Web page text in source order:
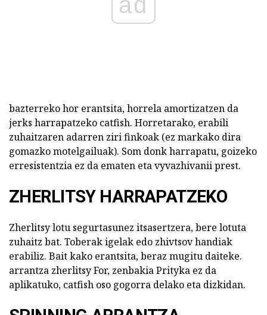
bazterreko hor erantsita, horrela amortizatzen da
jerks harrapatzeko catfish. Horretarako, erabili
zuhaitzaren adarren ziri finkoak (ez markako dira
gomazko motelgailuak). Som donk harrapatu, goizeko
erresistentzia ez da ematen eta vyvazhivanii prest.
ZHERLITSY HARRAPATZEKO
Zherlitsy lotu segurtasunez itsasertzera, bere lotuta
zuhaitz bat. Toberak igelak edo zhivtsov handiak
erabiliz. Bait kako erantsita, beraz mugitu daiteke.
arrantza zherlitsy For, zenbakia Prityka ez da
aplikatuko, catfish oso gogorra delako eta dizkidan.